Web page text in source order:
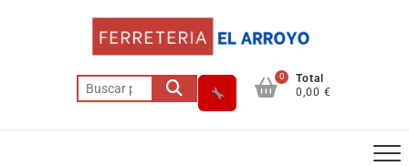
0
Total
0,00 €